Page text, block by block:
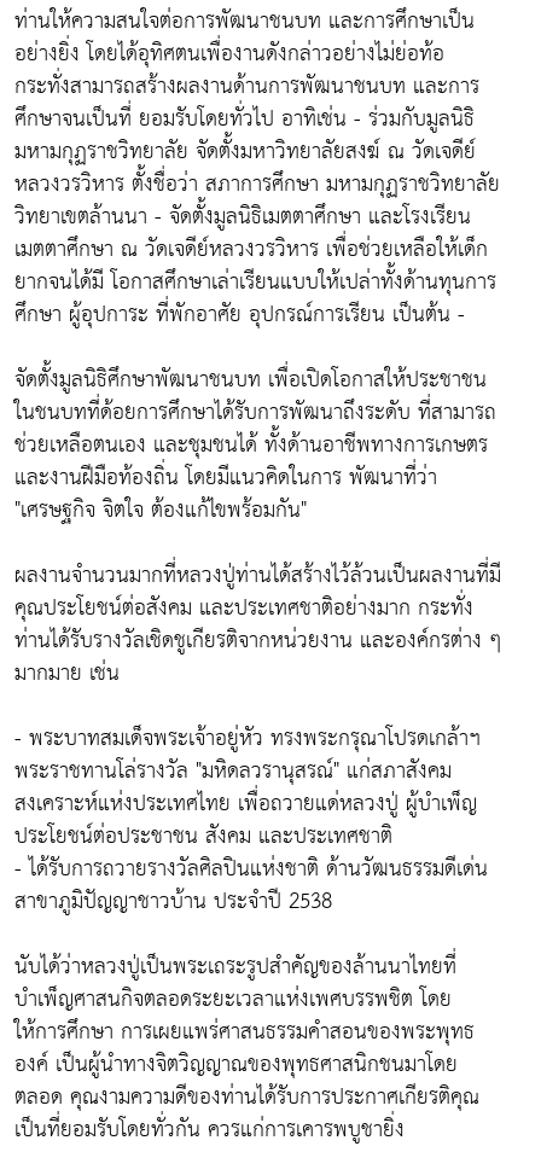
ท่านให้ความสนใจต่อการพัฒนาชนบท และการศึกษาเป็น
อย่างยิ่ง โดยได้อุทิศตนเพื่องานดังกล่าวอย่างไม่ย่อท้อ
กระทั่งสามารถสร้างผลงานด้านการพัฒนาชนบท และการ
ศึกษาจนเป็นที่ ยอมรับโดยทั่วไป อาทิเช่น - ร่วมกับมูลนิธิ
มหามกุฏราชวิทยาลัย จัดตั้งมหาวิทยาลัยสงฆ์ ณ วัดเจดีย์
หลวงวรวิหาร ตั้งชื่อว่า สภาการศึกษา มหามกุฏราชวิทยาลัย
วิทยาเขตล้านนา - จัดตั้งมูลนิธิเมตตาศึกษา และโรงเรียน
เมตตาศึกษา ณ วัดเจดีย์หลวงวรวิหาร เพื่อช่วยเหลือให้เด็ก
ยากจนได้มี โอกาสศึกษาเล่าเรียนแบบให้เปล่าทั้งด้านทุนการ
ศึกษา ผู้อุปการะ ที่พักอาศัย อุปกรณ์การเรียน เป็นต้น -
จัดตั้งมูลนิธิศึกษาพัฒนาชนบท เพื่อเปิดโอกาสให้ประชาชน
ในชนบทที่ด้อยการศึกษาได้รับการพัฒนาถึงระดับ ที่สามารถ
ช่วยเหลือตนเอง และชุมชนได้ ทั้งด้านอาชีพทางการเกษตร
และงานฝีมือท้องถิ่น โดยมีแนวคิดในการ พัฒนาที่ว่า
"เศรษฐกิจ จิตใจ ต้องแก้ไขพร้อมกัน"
ผลงานจำนวนมากที่หลวงปู่ท่านได้สร้างไว้ล้วนเป็นผลงานที่มี
คุณประโยชน์ต่อสังคม และประเทศชาติอย่างมาก กระทั่ง
ท่านได้รับรางวัลเชิดชูเกียรติจากหน่วยงาน และองค์กรต่าง ๆ
มากมาย เช่น
- พระบาทสมเด็จพระเจ้าอยู่หัว ทรงพระกรุณาโปรดเกล้าฯ
พระราชทานโล่รางวัล "มหิดลวรานุสรณ์" แก่สภาสังคม
สงเคราะห์แห่งประเทศไทย เพื่อถวายแด่หลวงปู่ ผู้บำเพ็ญ
ประโยชน์ต่อประชาชน สังคม และประเทศชาติ
- ได้รับการถวายรางวัลศิลปินแห่งชาติ ด้านวัฒนธรรมดีเด่น
สาขาภูมิปัญญาชาวบ้าน ประจำปี 2538
นับได้ว่าหลวงปู่เป็นพระเถระรูปสำคัญของล้านนาไทยที่
บำเพ็ญศาสนกิจตลอดระยะเวลาแห่งเพศบรรพชิต โดย
ให้การศึกษา การเผยแพร่ศาสนธรรมคำสอนของพระพุทธ
องค์ เป็นผู้นำทางจิตวิญญาณของพุทธศาสนิกชนมาโดย
ตลอด คุณงามความดีของท่านได้รับการประกาศเกียรติคุณ
เป็นที่ยอมรับโดยทั่วกัน ควรแก่การเคารพบูชายิ่ง